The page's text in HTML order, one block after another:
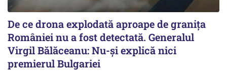
De ce drona explodată aproape de granița
României nu a fost detectată. Generalul
Virgil Bălăceanu: Nu-și explică nici
premierul Bulgariei